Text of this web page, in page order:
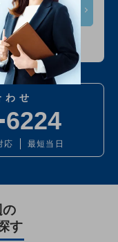
せん
せ
6224
応 最短当日
す